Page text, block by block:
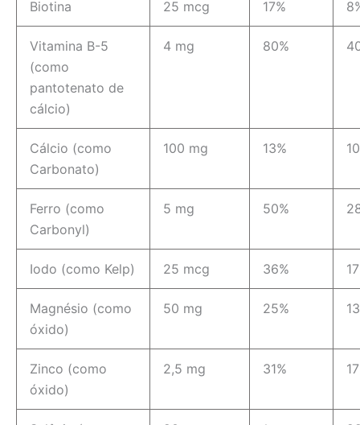
Biotina 25 mcg 17%
Vitamina B-5
(como
pantotenato de
cálcio)
4 mg 80%
Cálcio (como
Carbonato)
100 mg 13%
Ferro (como
Carbonyl)
5 mg 50%
Iodo (como Kelp) 25 mcg 36%
Magnésio (como
óxido)
50 mg 25%
Zinco (como
óxido)
2,5 mg 31%